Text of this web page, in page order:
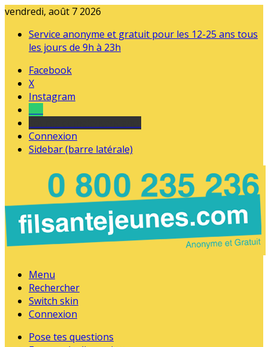
vendredi, août 7 2026
Service anonyme et gratuit pour les 12-25 ans tous
les jours de 9h à 23h
Facebook
X
Instagram
Connexion
Sidebar (barre latérale)
Menu
Rechercher
Switch skin
Connexion
Pose tes questions